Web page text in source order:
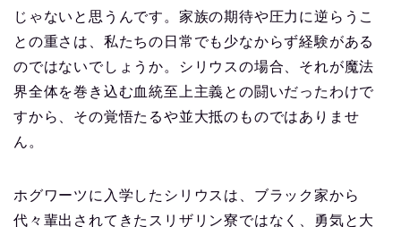
じゃないと思うんです。家族の期待や圧力に逆らうこ
との重さは、私たちの日常でも少なからず経験がある
のではないでしょうか。シリウスの場合、それが魔法
界全体を巻き込む血統至上主義との闘いだったわけで
すから、その覚悟たるや並大抵のものではありませ
ん。
ホグワーツに入学したシリウスは、ブラック家から
代々輩出されてきたスリザリン寮ではなく、勇気と大